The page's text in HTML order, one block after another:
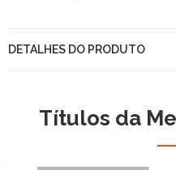
DETALHES DO PRODUTO
Títulos da